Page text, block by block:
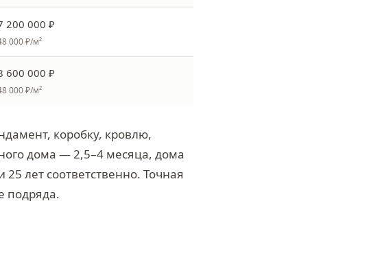
200 000 ₽
000 ₽/м²
600 000 ₽
000 ₽/м²
коробку, кровлю,
дома — 2,5–4 месяца, дома
лет соответственно. Точная
подряда.